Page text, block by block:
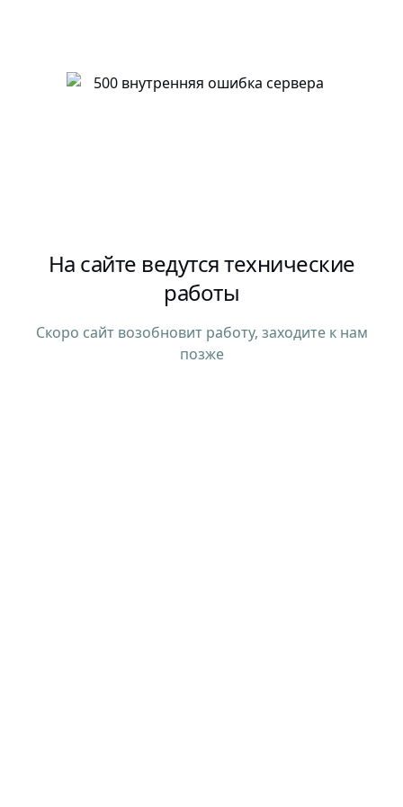
На сайте ведутся технические
работы
Скоро сайт возобновит работу, заходите к нам
позже